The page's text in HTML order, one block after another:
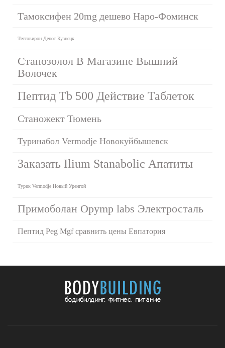
Тамоксифен 20mg дешево Наро-Фоминск
Тестовирон Депот Кузнецк
Станозолол В Магазине Вышний
Волочек
Пептид Tb 500 Действие Таблеток
Станожект Тюмень
Туринабол Vermodje Новокуйбышевск
Заказать Ilium Stanabolic Апатиты
Турик Vermodje Новый Уренгой
Примоболан Opymp labs Электросталь
Пептид Peg Mgf сравнить цены Евпатория